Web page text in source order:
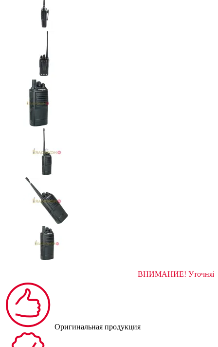
ВНИМАНИЕ!
Оригинальная продукция